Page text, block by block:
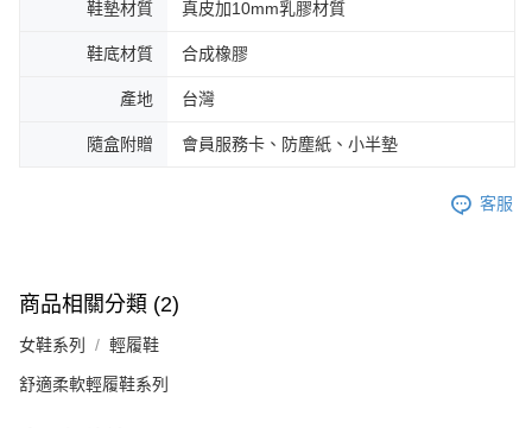
鞋墊材質 真皮加10mm乳膠材質
鞋底材質 合成橡膠
產地 台灣
隨盒附贈 會員服務卡、防塵紙、小半墊
客服
商品相關分類 (2)
女鞋系列 輕履鞋
舒適柔軟輕履鞋系列